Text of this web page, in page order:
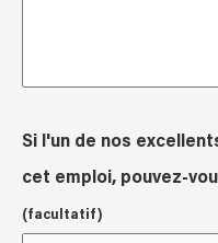
Si l'un de nos
cet emploi, pouvez-
(facultatif)